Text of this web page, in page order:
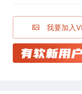
我要加入